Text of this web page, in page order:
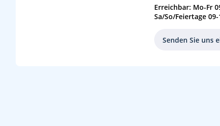
Erreichbar: Mo-Fr
Sa/So/Feiertage
Senden Sie uns